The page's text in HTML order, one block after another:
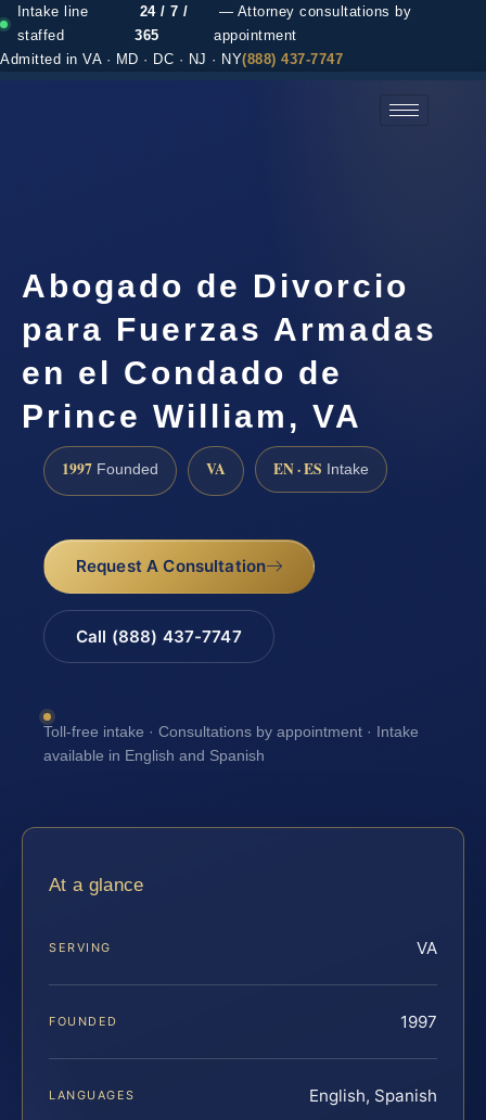
Intake line
staffed
24 / 7 /
365
— Attorney consultations by
appointment
Admitted in VA · MD · DC · NJ · NY(888) 437-7747
Abogado de Divorcio
para Fuerzas Armadas
en el Condado de
Prince William, VA
1997 Founded VA EN · ES Intake
Request A Consultation
Call (888) 437-7747
Toll-free intake · Consultations by appointment · Intake
available in English and Spanish
At a glance
SERVING VA
FOUNDED 1997
LANGUAGES English, Spanish